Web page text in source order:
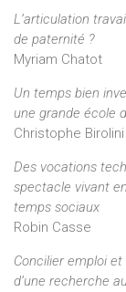
L’articulation
de paternité ?
Myriam Chatot
Un temps bien
une grande école
Christophe Birolini
Des vocations
spectacle vivant
temps sociaux
Robin Casse
Concilier emploi
d’une recherche